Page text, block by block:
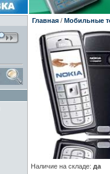
Главная/ Мобильные
Наличие на складе: да